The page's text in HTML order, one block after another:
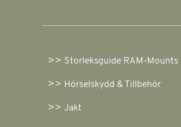
Storleksguide RAM-Mounts
Hörselskydd & Tillbehör
Jakt